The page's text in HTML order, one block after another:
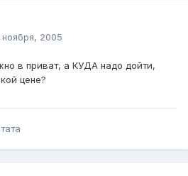
ноября, 2005
в приват, а КУДА надо дойти,
цене?